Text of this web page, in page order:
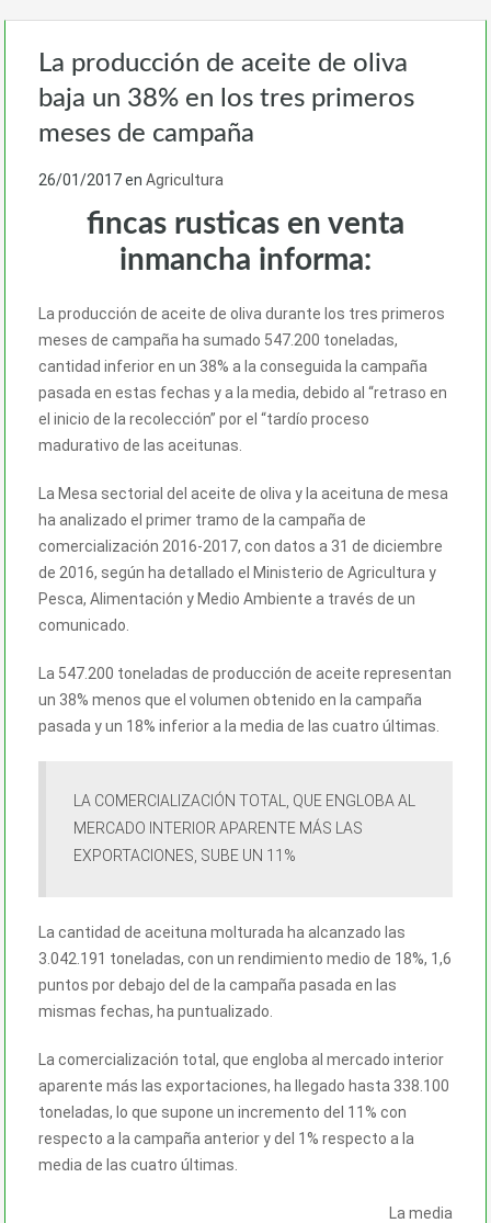
La producción de aceite de oliva
baja un 38% en los tres primeros
meses de campaña
26/01/2017en Agricultura
fincas rusticas en venta
inmancha informa:
La producción de aceite de oliva durante los tres primeros
meses de campaña ha sumado 547.200 toneladas,
cantidad inferior en un 38% a la conseguida la campaña
pasada en estas fechas y a la media, debido al “retraso en
el inicio de la recolección” por el “tardío proceso
madurativo de las aceitunas.
La Mesa sectorial del aceite de oliva y la aceituna de mesa
ha analizado el primer tramo de la campaña de
comercialización 2016-2017, con datos a 31 de diciembre
de 2016, según ha detallado el Ministerio de Agricultura y
Pesca, Alimentación y Medio Ambiente a través de un
comunicado.
La 547.200 toneladas de producción de aceite representan
un 38% menos que el volumen obtenido en la campaña
pasada y un 18% inferior a la media de las cuatro últimas.
LA COMERCIALIZACIÓN TOTAL, QUE ENGLOBA AL
MERCADO INTERIOR APARENTE MÁS LAS
EXPORTACIONES, SUBE UN 11%
La cantidad de aceituna molturada ha alcanzado las
3.042.191 toneladas, con un rendimiento medio de 18%, 1,6
puntos por debajo del de la campaña pasada en las
mismas fechas, ha puntualizado.
La comercialización total, que engloba al mercado interior
aparente más las exportaciones, ha llegado hasta 338.100
toneladas, lo que supone un incremento del 11% con
respecto a la campaña anterior y del 1% respecto a la
media de las cuatro últimas.
La media